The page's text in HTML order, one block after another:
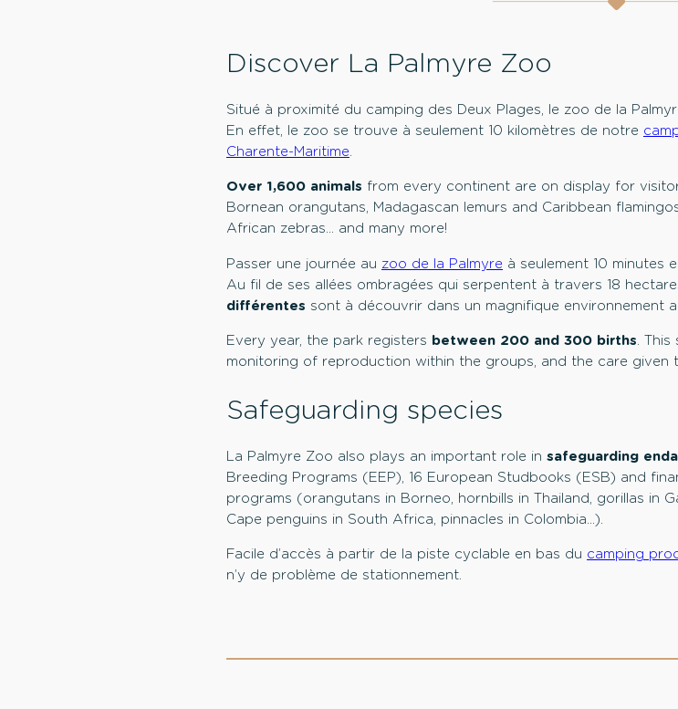
Discover La Palmyre Zoo
Situé à proximité du camping des Deux Plages, le zoo de la
En effet, le zoo se trouve à seulement 10 kilomètres de notre
Charente-Maritime.
Over 1,600 animals from every continent are on display for
Bornean orangutans, Madagascan lemurs and Caribbean
African zebras… and many more!
Passer une journée au zoo de la Palmyre à seulement 10 minutes
Au fil de ses allées ombragées qui serpentent à travers 18
différentes sont à découvrir dans un magnifique environnement
Every year, the park registers between 200 and 300 births .
monitoring of reproduction within the groups, and the care given
Safeguarding species
La Palmyre Zoo also plays an important role in safeguarding
Breeding Programs (EEP), 16 European Studbooks (ESB) and
programs (orangutans in Borneo, hornbills in Thailand, gorillas in
Cape penguins in South Africa, pinnacles in Colombia…).
Facile d’accès à partir de la piste cyclable en bas du camping
n’y de problème de stationnement.